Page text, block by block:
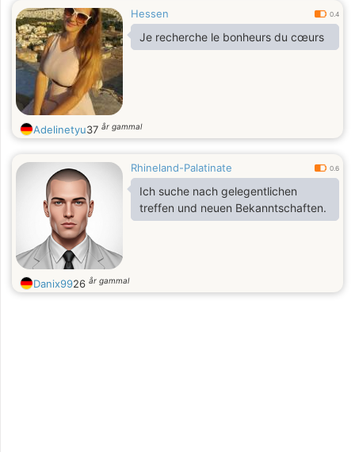
Hessen 0.4
Je recherche le bonheurs du cœurs
Adelinetyu37 år gammal
Rhineland-Palatinate 0.6
Ich suche nach gelegentlichen
treffen und neuen Bekanntschaften.
Danix9926 år gammal